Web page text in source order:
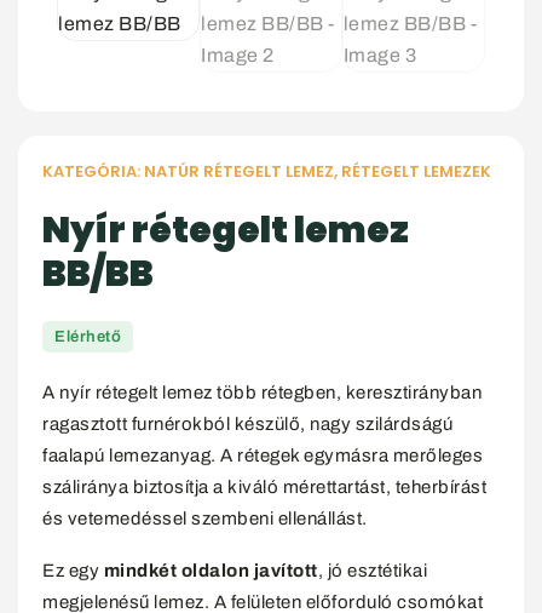
KATEGÓRIA: NATÚR RÉTEGELT LEMEZ, RÉTEGELT LEMEZEK
Nyír rétegelt lemez
BB/BB
Elérhető
A nyír rétegelt lemez több rétegben, keresztirányban
ragasztott furnérokból készülő, nagy szilárdságú
faalapú lemezanyag. A rétegek egymásra merőleges
száliránya biztosítja a kiváló mérettartást, teherbírást
és vetemedéssel szembeni ellenállást.
Ez egy mindkét oldalon javított, jó esztétikai
megjelenésű lemez. A felületen előforduló csomókat